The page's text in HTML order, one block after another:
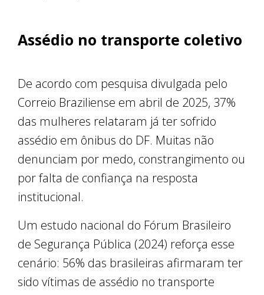
Assédio no transporte coletivo
De acordo com pesquisa divulgada pelo
Correio Braziliense em abril de 2025, 37%
das mulheres relataram já ter sofrido
assédio em ônibus do DF. Muitas não
denunciam por medo, constrangimento ou
por falta de confiança na resposta
institucional.
Um estudo nacional do Fórum Brasileiro
de Segurança Pública (2024) reforça esse
cenário: 56% das brasileiras afirmaram ter
sido vítimas de assédio no transporte